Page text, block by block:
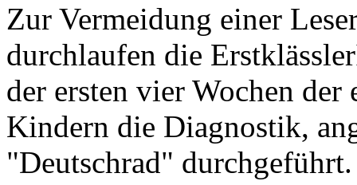
Zur Vermeidung einer
durchlaufen die
der ersten vier Wochen
Kindern die Diagnostik,
"Deutschrad"